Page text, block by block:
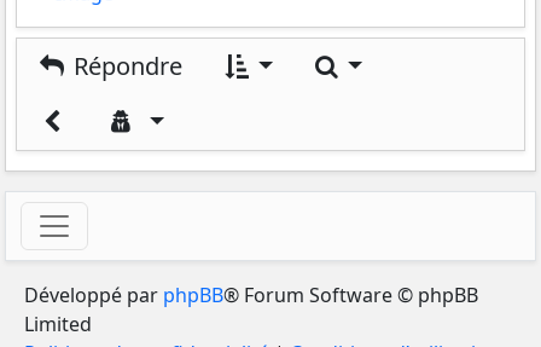
Répondre Rechercher
Développé par phpBB® Forum Software © phpBB
Limited